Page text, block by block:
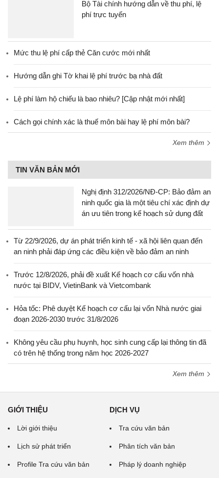
Bộ Tài chính hướng dẫn về thu phí, lệ
phí trực tuyến
Mức thu lệ phí cấp thẻ Căn cước mới nhất
Hướng dẫn ghi Tờ khai lệ phí trước bạ nhà đất
Lệ phí làm hộ chiếu là bao nhiêu? [Cập nhật mới nhất]
Cách gọi chính xác là thuế môn bài hay lệ phí môn bài?
Xem thêm
TIN VĂN BẢN MỚI
Nghị định 312/2026/NĐ-CP: Bảo đảm an
ninh quốc gia là một tiêu chí xác định dự
án ưu tiên trong kế hoạch sử dụng đất
Từ 22/9/2026, dự án phát triển kinh tế - xã hội liên quan đến
an ninh phải đáp ứng các điều kiện về bảo đảm an ninh
Trước 12/8/2026, phải đề xuất Kế hoạch cơ cấu vốn nhà
nước tại BIDV, VietinBank và Vietcombank
Hỏa tốc: Phê duyệt Kế hoạch cơ cấu lại vốn Nhà nước giai
đoạn 2026-2030 trước 31/8/2026
Không yêu cầu phụ huynh, học sinh cung cấp lại thông tin đã
có trên hệ thống trong năm học 2026-2027
Xem thêm
GIỚI THIỆU
Lời giới thiệu
Lịch sử phát triển
Profile Tra cứu văn bản
DỊCH VỤ
Tra cứu văn bản
Phân tích văn bản
Pháp lý doanh nghiệp